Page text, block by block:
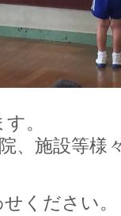
。
、施設等様
ください。